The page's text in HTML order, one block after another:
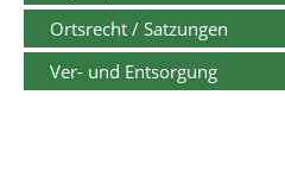
Ortsrecht / Satzungen
Ver- und Entsorgung